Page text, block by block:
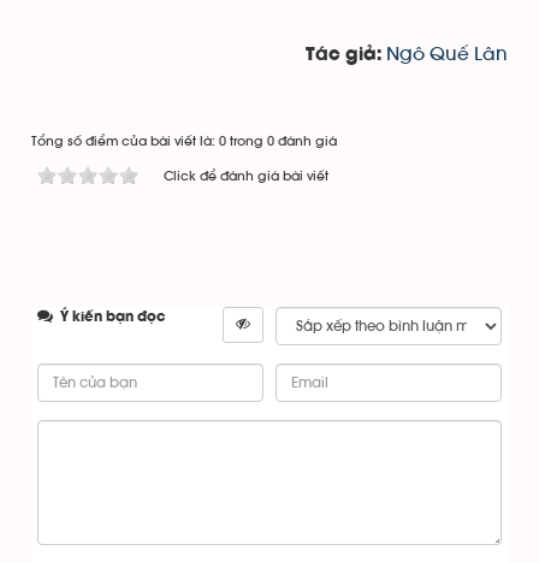
Tác giả: Ngô Quế Lân
Tổng số điểm của bài viết là: 0 trong 0 đánh giá
Click để đánh giá bài viết
Ý kiến bạn đọc